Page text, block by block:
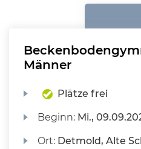
Männer
Plätze frei
Beginn: Mi.,
Ort: Detmold, Alte